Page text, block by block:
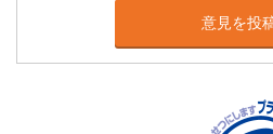
意見を投